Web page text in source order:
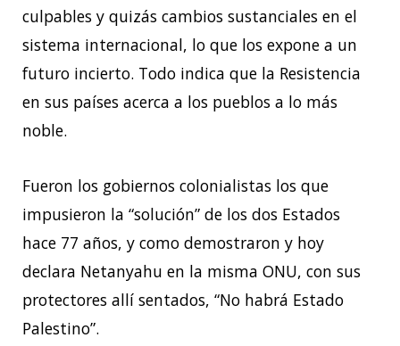
culpables y quizás cambios sustanciales en el
sistema internacional, lo que los expone a un
futuro incierto. Todo indica que la Resistencia
en sus países acerca a los pueblos a lo más
noble.
Fueron los gobiernos colonialistas los que
impusieron la “solución” de los dos Estados
hace 77 años, y como demostraron y hoy
declara Netanyahu en la misma ONU, con sus
protectores allí sentados, “No habrá Estado
Palestino”.